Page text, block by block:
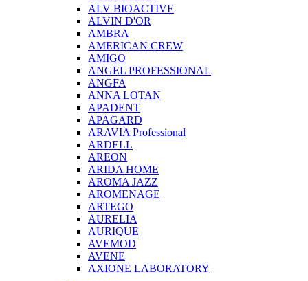
ALV BIOACTIVE
ALVIN D'OR
AMBRA
AMERICAN CREW
AMIGO
ANGEL PROFESSIONAL
ANGFA
ANNA LOTAN
APADENT
APAGARD
ARAVIA Professional
ARDELL
AREON
ARIDA HOME
AROMA JAZZ
AROMENAGE
ARTEGO
AURELIA
AURIQUE
AVEMOD
AVENE
AXIONE LABORATORY